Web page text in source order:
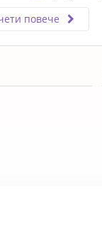
гейминг
очаква от тази
повече